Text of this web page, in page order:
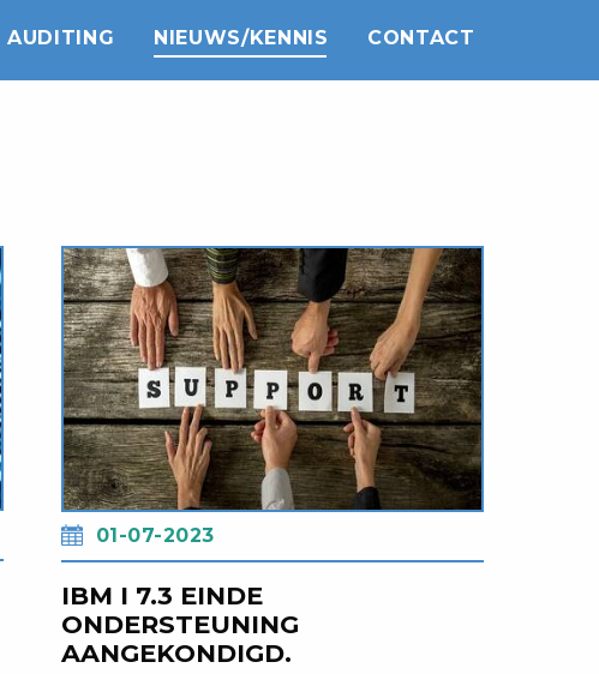
AUDITING NIEUWS/KENNIS CONTACT
01-07-2023
IBM I 7.3 EINDE
ONDERSTEUNING
AANGEKONDIGD.